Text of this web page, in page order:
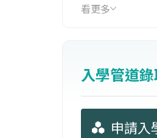
看更多
入學管道
申請入